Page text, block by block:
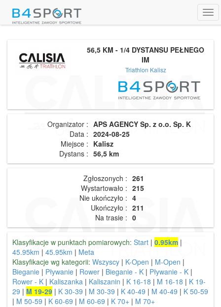
56,5 KM - 1/4 DYSTANSU PEŁNEGO
IM
Triathlon Kalisz
Organizator : APS AGENCY Sp. z o.o. Sp. K
Data : 2024-08-25
Miejsce : Kalisz
Dystans : 56,5 km
Zgłoszonych : 261
Wystartowało : 215
Nie ukończyło : 4
Ukończyło : 211
Na trasie : 0
Klasyfikacje w punktach pomiarowych: Start | 0.95km |
45.95km | 45.95km | Meta
Klasyfikacje wg kategorii: Wszyscy | K-Open | M-Open |
Bieganie | Pływanie | Rower | Bieganie - K | Pływanie - K |
Rower - K | Kaliszanka | Kaliszanin | K 16-18 | M 16-18 | K 19-
29 | M 19-29 | K 30-39 | M 30-39 | K 40-49 | M 40-49 | K 50-59
| M 50-59 | K 60-69 | M 60-69 | K 70+ | M 70+